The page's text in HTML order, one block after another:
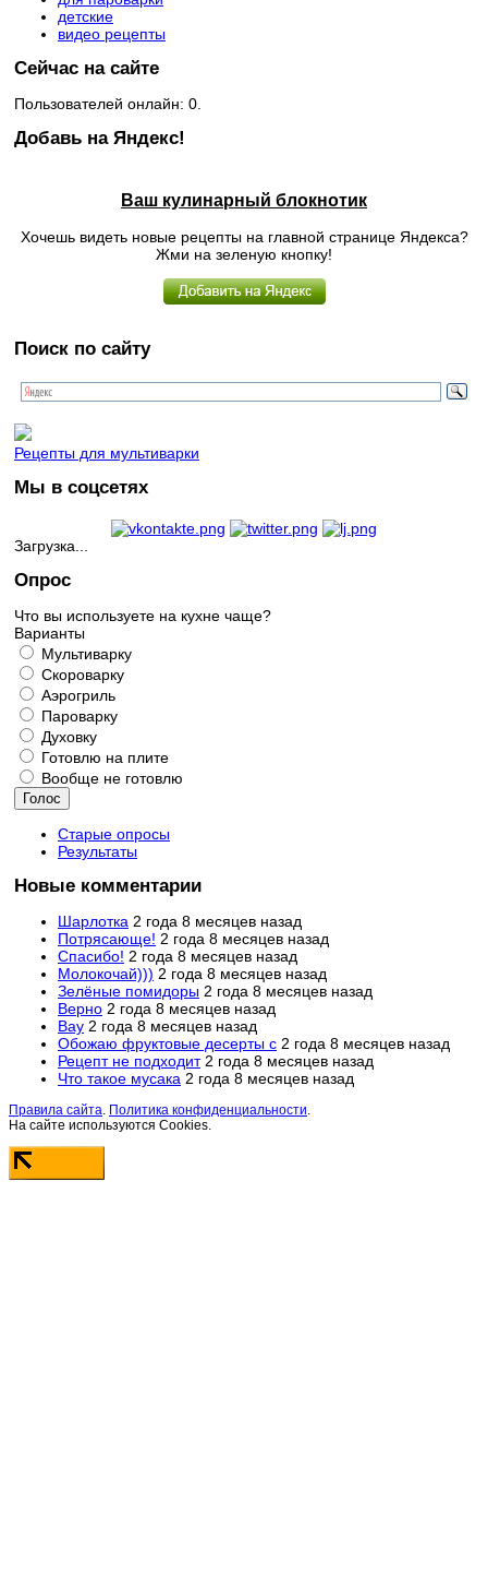
детские
видео рецепты
Сейчас на сайте
Пользователей онлайн: 0.
Добавь на Яндекс!
Ваш кулинарный блокнотик
Хочешь видеть новые рецепты на главной странице Яндекса?
Жми на зеленую кнопку!
Поиск по сайту
Рецепты для мультиварки
Мы в соцсетях
Загрузка...
Опрос
Что вы используете на кухне чаще?
Варианты
Мультиварку
Скороварку
Аэрогриль
Пароварку
Духовку
Готовлю на плите
Вообще не готовлю
Старые опросы
Результаты
Новые комментарии
Шарлотка 2 года 8 месяцев назад
Потрясающе! 2 года 8 месяцев назад
Спасибо! 2 года 8 месяцев назад
Молокочай))) 2 года 8 месяцев назад
Зелёные помидоры 2 года 8 месяцев назад
Верно 2 года 8 месяцев назад
Вау 2 года 8 месяцев назад
Обожаю фруктовые десерты с 2 года 8 месяцев назад
Рецепт не подходит 2 года 8 месяцев назад
Что такое мусака 2 года 8 месяцев назад
Правила сайта. Политика конфиденциальности.
На сайте используются Cookies.